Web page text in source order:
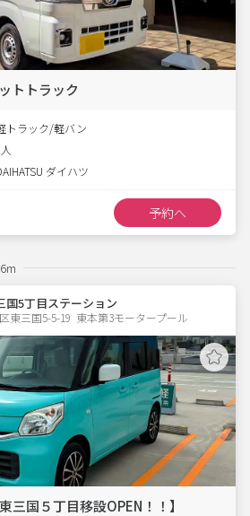
トトラック
トラック/軽バン
ダイハツ
予約へ
国5丁目ステーション
東三国5-5-19  東本第3モータープール
三国５丁目移設OPEN！！】